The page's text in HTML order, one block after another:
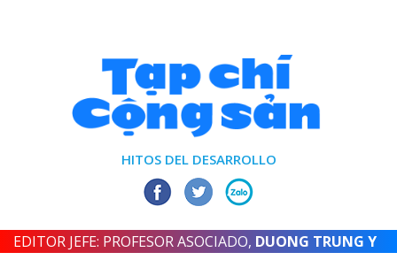
HITOS DEL DESARROLLO
EDITOR JEFE: PROFESOR ASOCIADO, DUONG TRUNG Y